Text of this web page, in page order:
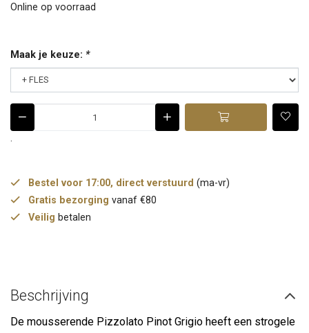
Online op voorraad
Maak je keuze: *
.
Bestel voor 17:00, direct verstuurd (ma-vr)
Gratis bezorging vanaf €80
Veilig betalen
Beschrijving
De mousserende Pizzolato Pinot Grigio heeft een strogele